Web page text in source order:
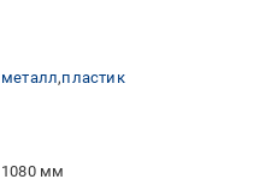
металл пластик
1080 мм